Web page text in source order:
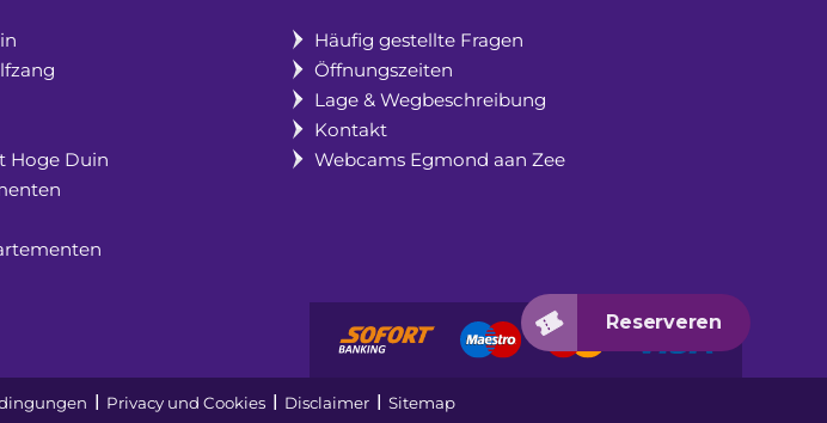
Hoge Duin
Häufig gestellte Fragen
Öffnungszeiten
Lage & Wegbeschreibung
Kontakt
Webcams Egmond aan Zee
Privacy und Cookies Disclaimer Sitemap